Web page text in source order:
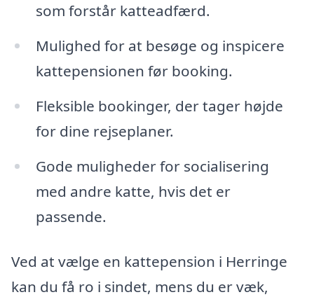
som forstår katteadfærd.
Mulighed for at besøge og inspicere
kattepensionen før booking.
Fleksible bookinger, der tager højde
for dine rejseplaner.
Gode muligheder for socialisering
med andre katte, hvis det er
passende.
Ved at vælge en kattepension i Herringe
kan du få ro i sindet, mens du er væk,